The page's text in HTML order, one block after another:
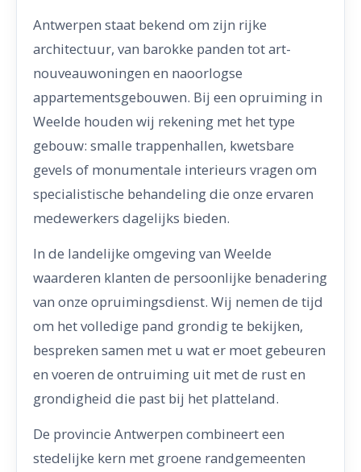
Antwerpen staat bekend om zijn rijke
architectuur, van barokke panden tot art-
nouveauwoningen en naoorlogse
appartementsgebouwen. Bij een opruiming in
Weelde houden wij rekening met het type
gebouw: smalle trappenhallen, kwetsbare
gevels of monumentale interieurs vragen om
specialistische behandeling die onze ervaren
medewerkers dagelijks bieden.
In de landelijke omgeving van Weelde
waarderen klanten de persoonlijke benadering
van onze opruimingsdienst. Wij nemen de tijd
om het volledige pand grondig te bekijken,
bespreken samen met u wat er moet gebeuren
en voeren de ontruiming uit met de rust en
grondigheid die past bij het platteland.
De provincie Antwerpen combineert een
stedelijke kern met groene randgemeenten